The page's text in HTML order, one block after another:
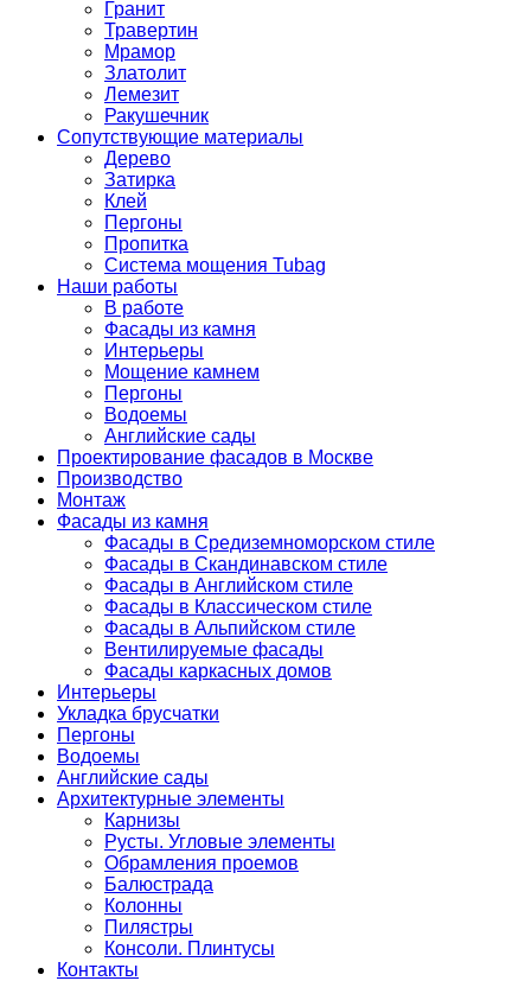
Гранит
Травертин
Мрамор
Златолит
Лемезит
Ракушечник
Сопутствующие материалы
Дерево
Затирка
Клей
Пергоны
Пропитка
Система мощения Tubag
Наши работы
В работе
Фасады из камня
Интерьеры
Мощение камнем
Пергоны
Водоемы
Английские сады
Проектирование фасадов в Москве
Производство
Монтаж
Фасады из камня
Фасады в Средиземноморском стиле
Фасады в Скандинавском стиле
Фасады в Английском стиле
Фасады в Классическом стиле
Фасады в Альпийском стиле
Вентилируемые фасады
Фасады каркасных домов
Интерьеры
Укладка брусчатки
Пергоны
Водоемы
Английские сады
Архитектурные элементы
Карнизы
Русты. Угловые элементы
Обрамления проемов
Балюстрада
Колонны
Пилястры
Консоли. Плинтусы
Контакты